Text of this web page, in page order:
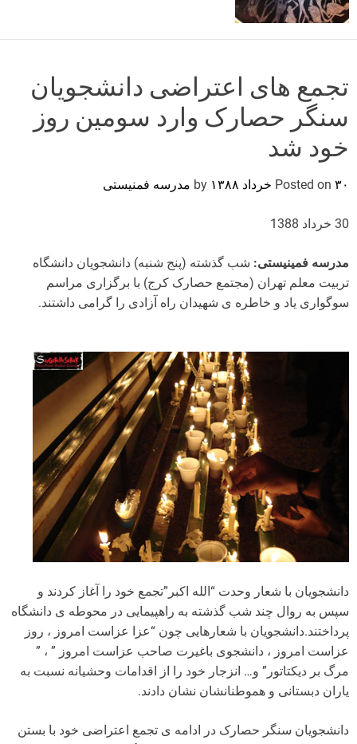
e
تجمع های اعتراضی دانشجویان
سنگر حصارک وارد سومین روز
خود شد
Posted on ۳۰ خرداد ۱۳۸۸ مدرسه فمنیستی
30 خرداد 1388
مدرسه فمینیستی: شب گذشته (پنج شنبه) دانشجویان دانشگاه
تربیت معلم تهران (مجتمع حصارک کرج) با برگزاری مراسم
سوگواری یاد و خاطره ی شهیدان راه آزادی را گرامی داشتند.
دانشجویان با شعار وحدت “الله اکبر”تجمع خود را آغاز کردند و
سپس به روال چند شب گذشته به راهپیمایی در محوطه ی دانشگاه
پرداختند.دانشجویان با شعارهایی چون “عزا عزاست امروز ، روز
عزاست امروز ، دانشجوی باغیرت صاحب عزاست امروز ” ، ”
مرگ بر دیکتاتور” و… انزجار خود را از اقدامات وحشیانه نسبت به
یاران دبستانی و هموطنانشان نشان دادند.
دانشجویان سنگر حصارک در ادامه ی تجمع اعتراضی خود با بستن